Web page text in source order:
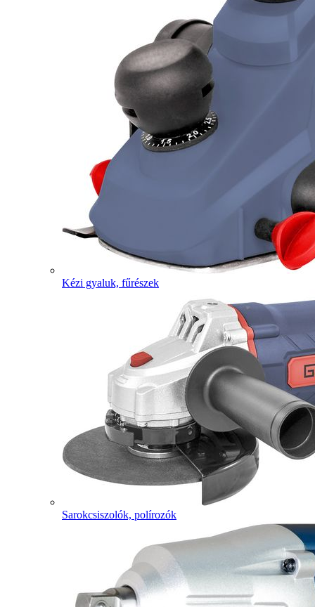
Kézi gyaluk, fűrészek
Sarokcsiszolók, polírozók